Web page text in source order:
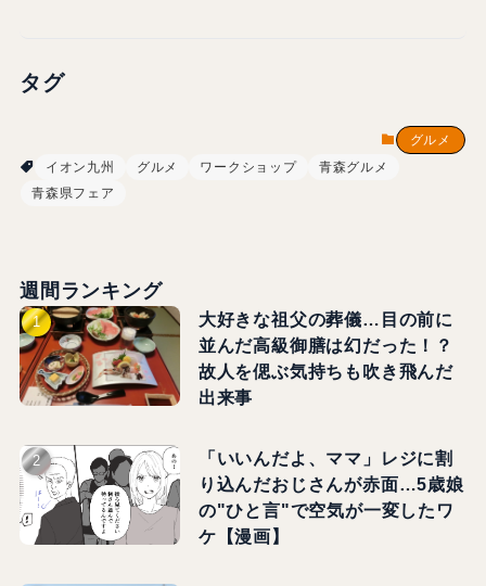
タグ
グルメ
イオン九州
グルメ ワークショップ
青森グルメ
青森県フェア
週間ランキング
大好きな祖父の葬儀…目の前に
並んだ高級御膳は幻だった！？
故人を偲ぶ気持ちも吹き飛んだ
出来事
「いいんだよ、ママ」レジに割
り込んだおじさんが赤面…5歳娘
の"ひと言"で空気が一変したワ
ケ【漫画】